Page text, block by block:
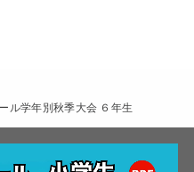
ル学年別秋季大会 ６年生